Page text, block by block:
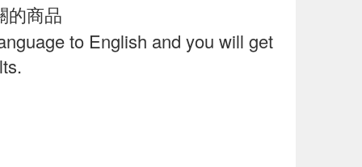
的商品
to English and you will get